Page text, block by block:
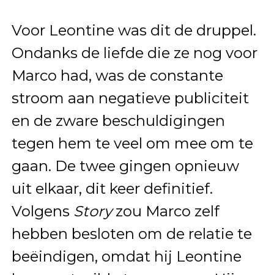
Voor Leontine was dit de druppel.
Ondanks de liefde die ze nog voor
Marco had, was de constante
stroom aan negatieve publiciteit
en de zware beschuldigingen
tegen hem te veel om mee om te
gaan. De twee gingen opnieuw
uit elkaar, dit keer definitief.
Volgens Storyzou Marco zelf
hebben besloten om de relatie te
beëindigen, omdat hij Leontine